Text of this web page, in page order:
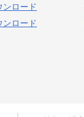
ンロード
ンロード